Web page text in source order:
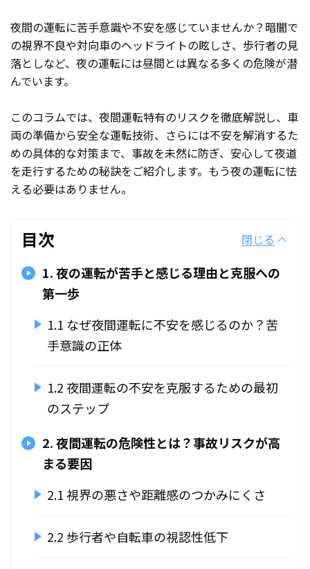
夜間の運転に苦手意識や不安を感じていませんか？暗闇で
の視界不良や対向車のヘッドライトの眩しさ、歩行者の見
落としなど、夜の運転には昼間とは異なる多くの危険が潜
んでいます。
このコラムでは、夜間運転特有のリスクを徹底解説し、車
両の準備から安全な運転技術、さらには不安を解消するた
めの具体的な対策まで、事故を未然に防ぎ、安心して夜道
を走行するための秘訣をご紹介します。もう夜の運転に怯
える必要はありません。
目次 閉じる
1. 夜の運転が苦手と感じる理由と克服への
第一歩
1.1 なぜ夜間運転に不安を感じるのか？苦
手意識の正体
1.2 夜間運転の不安を克服するための最初
のステップ
2. 夜間運転の危険性とは？事故リスクが高
まる要因
2.1 視界の悪さや距離感のつかみにくさ
2.2 歩行者や自転車の視認性低下